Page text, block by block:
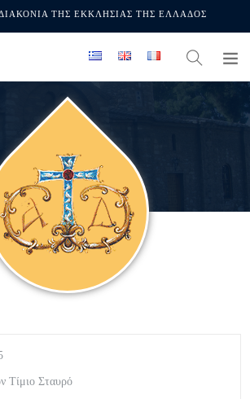
ΤΗΣ ΕΚΚΛΗΣΙΑΣ ΤΗΣ ΕΛΛΑΔΟΣ
Τίμιο Σταυρό